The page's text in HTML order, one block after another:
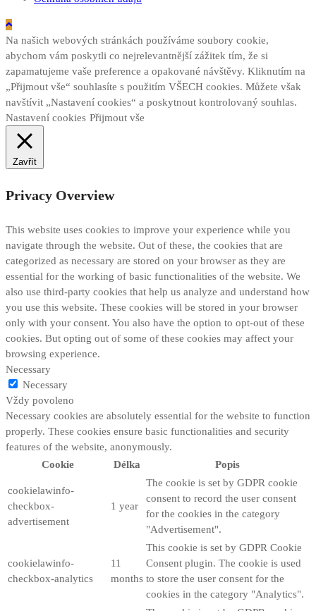
Na našich webových stránkách používáme soubory cookie,
abychom vám poskytli co nejrelevantnější zážitek tím, že si
zapamatujeme vaše preference a opakované návštěvy. Kliknutím na
„Přijmout vše“ souhlasíte s použitím VŠECH cookies. Můžete však
navštívit „Nastavení cookies“ a poskytnout kontrolovaný souhlas.
Nastavení cookies Přijmout vše
Zavřít
Privacy Overview
This website uses cookies to improve your experience while you
navigate through the website. Out of these, the cookies that are
categorized as necessary are stored on your browser as they are
essential for the working of basic functionalities of the website. We
also use third-party cookies that help us analyze and understand how
you use this website. These cookies will be stored in your browser
only with your consent. You also have the option to opt-out of these
cookies. But opting out of some of these cookies may affect your
browsing experience.
Necessary
Necessary
Vždy povoleno
Necessary cookies are absolutely essential for the website to function
properly. These cookies ensure basic functionalities and security
features of the website, anonymously.
Cookie
Délka Popis
cookielawinfo-
checkbox-
advertisement
1 year
The cookie is set by GDPR cookie
consent to record the user consent
for the cookies in the category
"Advertisement".
cookielawinfo-
checkbox-analytics
11
months
This cookie is set by GDPR Cookie
Consent plugin. The cookie is used
to store the user consent for the
cookies in the category "Analytics".